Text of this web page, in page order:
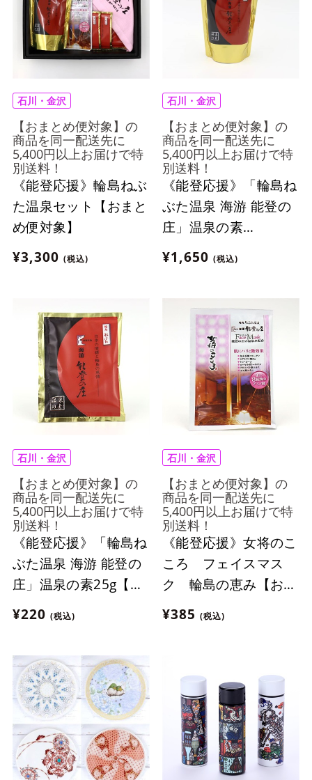
石川・金沢
【おまとめ便対象】の
商品を同一配送先に
5,400円以上お届けで特
別送料！
《能登応援》輪島ねぶ
た温泉セット【おまと
め便対象】
¥3,300 (税込)
石川・金沢
【おまとめ便対象】の
商品を同一配送先に
5,400円以上お届けで特
別送料！
《能登応援》「輪島ね
ぶた温泉 海游 能登の
庄」温泉の素
250g【おまとめ便対
象】
¥1,650 (税込)
石川・金沢
【おまとめ便対象】の
商品を同一配送先に
5,400円以上お届けで特
別送料！
《能登応援》「輪島ね
ぶた温泉 海游 能登の
庄」温泉の素25g【お
まとめ便対象】
¥220 (税込)
石川・金沢
【おまとめ便対象】の
商品を同一配送先に
5,400円以上お届けで特
別送料！
《能登応援》女将のこ
ころ フェイスマス
ク 輪島の恵み【おま
とめ便対象】
¥385 (税込)